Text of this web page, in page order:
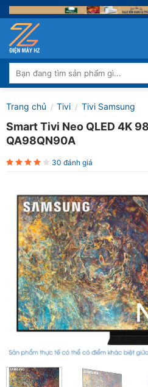
Skip
to
content
Tìm
kiếm:
Trang chủ / Tivi / Tivi Samsung
Smart Tivi Neo QLED 4K
QA98QN90A
30 đánh giá